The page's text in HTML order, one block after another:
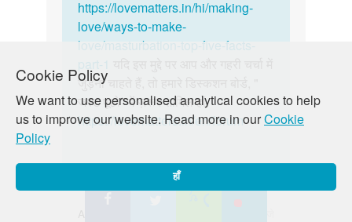
Cookie Policy
We want to use personalised analytical cookies to help
us to improve our website. Read more in ourCookie
Policy
हाँ
दिन
में
हस्तमैथुन…
kumar
…
https://lovematters.in/hi/making-
love/ways-to-make-
love/masturbation-top-five-facts-
जुड़ना चाहते हैं, तो हमारे डिस्कशन बोर्ड, "
जस्ट पूछो" में ज़रूर शामिल हों.
https://lovematters.in/en/forum